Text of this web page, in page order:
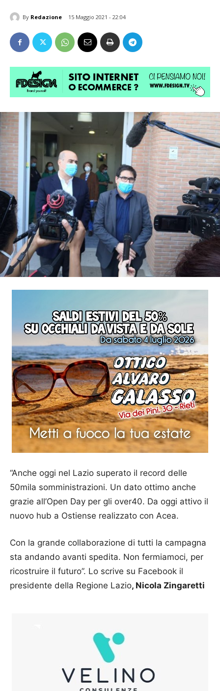
By Redazione 15 Maggio 2021 - 22:04
“Anche oggi nel Lazio superato il record delle
50mila somministrazioni. Un dato ottimo anche
grazie all’Open Day per gli over40. Da oggi attivo il
nuovo hub a Ostiense realizzato con Acea.
Con la grande collaborazione di tutti la campagna
sta andando avanti spedita. Non fermiamoci, per
ricostruire il futuro”. Lo scrive su Facebook il
presidente della Regione Lazio, Nicola Zingaretti